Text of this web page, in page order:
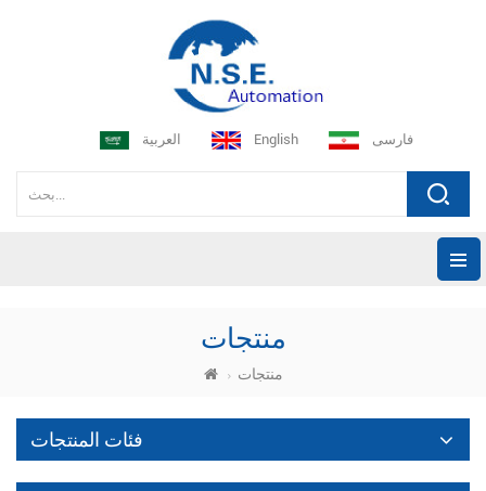
العربية English فارسی
منتجات
منتجات
فئات المنتجات